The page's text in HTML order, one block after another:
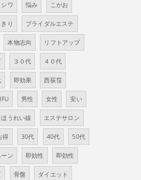
シワ 悩み こがお
り ブライダルエステ
本物志向 リフトアップ
３０代 ４０代
即効果 西荻窪
男性 女性 安い
ほうれい線 エステサロン
得 30代 40代 50代
ン 即効性 即効性
骨盤 ダイエット